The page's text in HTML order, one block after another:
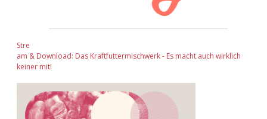
Stre
am & Download: Das Kraftfuttermischwerk - Es macht auch wirklich
keiner mit!